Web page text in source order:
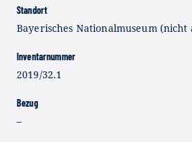
Standort
Bayerisches Nationalmuseum (nicht
Inventarnummer
2019/32.1
Bezug
–